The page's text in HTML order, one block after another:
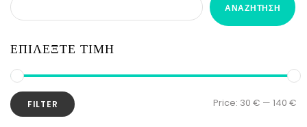
ΑΝΑΖΉΤΗΣΗ
ΕΠΙΛΕΞΤΕ ΤΙΜΗ
FILTER Price: 30 € — 140 €